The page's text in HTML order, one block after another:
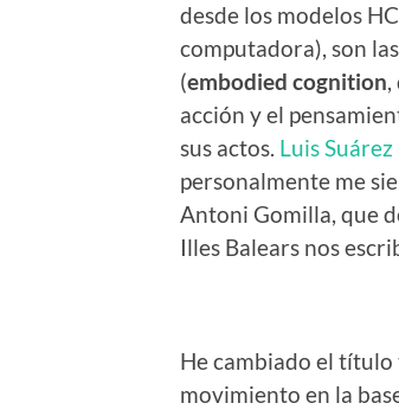
desde los modelos
computadora), son
(embodied cognition,
acción y el
sus actos. Luis Suárez
personalmente me
Antoni Gomilla, que
Illes Balears nos
He cambiado el título
movimiento en la